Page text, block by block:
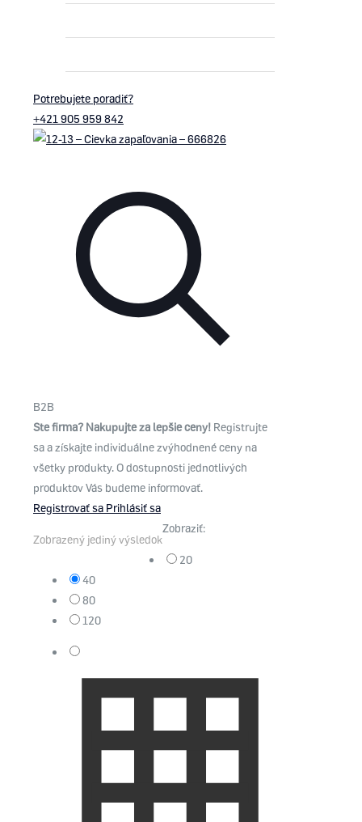
Potrebujete poradiť?
+421 905 959 842
B2B
Ste firma? Nakupujte za lepšie ceny! Registrujte
sa a získajte individuálne zvýhodnené ceny na
všetky produkty. O dostupnosti jednotlivých
produktov Vás budeme informovať.
Registrovať sa Prihlásiť sa
Zobrazený jediný výsledok
Zobraziť:
20
40
80
120